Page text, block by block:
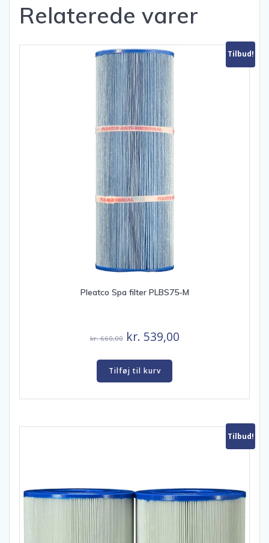
Relaterede varer
Tilbud!
Pleatco Spa filter PLBS75-M
kr.660,00 Den
pris
var:
kr. 660,00.
kr. 539,00Den
kr. 539,00.
Tilføj til kurv
Tilbud!